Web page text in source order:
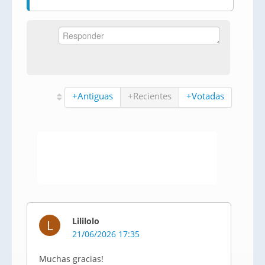
+Antiguas +Recientes +Votadas
L
Lililolo
21/06/2026 17:35
Muchas gracias!